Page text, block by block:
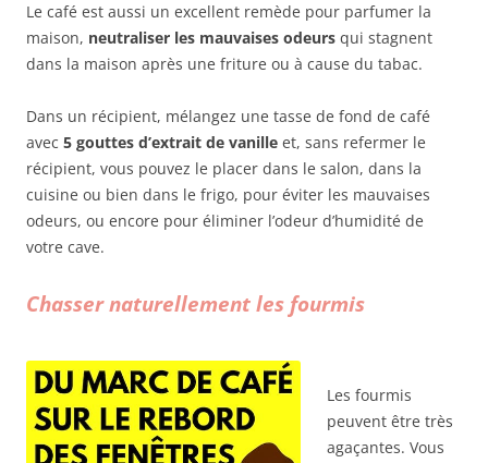
Le café est aussi un excellent remède pour parfumer la
maison, neutraliser les mauvaises odeurs qui stagnent
dans la maison après une friture ou à cause du tabac.
Dans un récipient, mélangez une tasse de fond de café
avec 5 gouttes d’extrait de vanille et, sans refermer le
récipient, vous pouvez le placer dans le salon, dans la
cuisine ou bien dans le frigo, pour éviter les mauvaises
odeurs, ou encore pour éliminer l’odeur d’humidité de
votre cave.
Chasser naturellement les fourmis
Les fourmis
peuvent être très
agaçantes. Vous